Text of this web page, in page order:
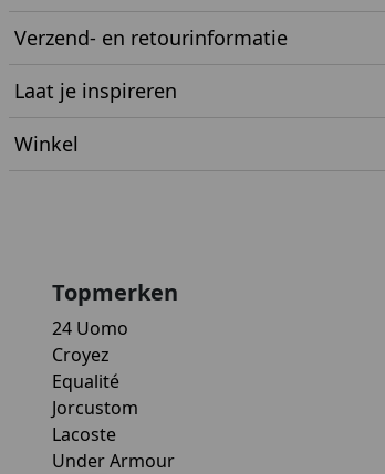
Verzend- en retourinformatie
Laat je inspireren
Winkel
Topmerken
24 Uomo
Croyez
Equalité
Jorcustom
Lacoste
Under Armour